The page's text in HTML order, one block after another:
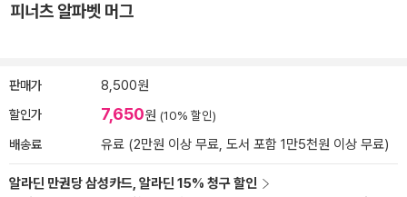
피너츠 알파벳 머그
판매가 8,500원
할인가 7,650원 (10% 할인)
배송료 유료 (2만원 이상 무료, 도서 포함 1만5천원 이상 무료)
알라딘 만권당 삼성카드, 알라딘 15% 청구 할인